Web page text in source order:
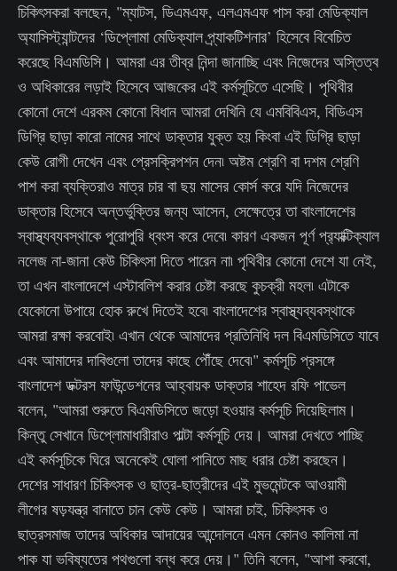
চিকিৎসকরা বলছেন, "ম্যাটস, ডিএমএফ, এলএমএফ পাস করা মেডিক্যাল
অ্যাসিস্ট্যান্টদের ‘ডিপ্লোমা মেডিক্যাল প্র্যাকটিশনার’ হিসেবে বিবেচিত
করেছে বিএমডিসি। আমরা এর তীব্র নিন্দা জানাচ্ছি এবং নিজেদের অস্তিত্ব
ও অধিকারের লড়াই হিসেবে আজকের এই কর্মসূচিতে এসেছি। পৃথিবীর
কোনো দেশে এরকম কোনো বিধান আমরা দেখিনি যে এমবিবিএস, বিডিএস
ডিগ্রি ছাড়া কারো নামের সাথে ডাক্তার যুক্ত হয় কিংবা এই ডিগ্রি ছাড়া
কেউ রোগী দেখেন এবং প্রেসক্রিপশন দেন৷ অষ্টম শ্রেণি বা দশম শ্রেণি
পাশ করা ব্যক্তিরাও মাত্র চার বা ছয় মাসের কোর্স করে যদি নিজেদের
ডাক্তার হিসেবে অন্তর্ভুক্তির জন্য আসেন, সেক্ষেত্রে তা বাংলাদেশের
স্বাস্থ্যব্যবস্থাকে পুরোপুরি ধ্বংস করে দেবে৷ কারণ একজন পূর্ণ প্র‍্যাক্টিক্যাল
নলেজ না-জানা কেউ চিকিৎসা দিতে পারেন না৷ পৃথিবীর কোনো দেশে যা নেই,
তা এখন বাংলাদেশে এস্টাবলিশ করার চেষ্টা করছে কুচক্রী মহল৷ এটাকে
যেকোনো উপায়ে হোক রুখে দিতেই হবে৷ বাংলাদেশের স্বাস্থ্যব্যবস্থাকে
আমরা রক্ষা করবোই৷ এখান থেকে আমাদের প্রতিনিধি দল বিএমডিসিতে যাবে
এবং আমাদের দাবিগুলো তাদের কাছে পৌঁছে দেবে৷" কর্মসূচি প্রসঙ্গে
বাংলাদেশ ডক্টরস ফাউন্ডেশনের আহ্বায়ক ডাক্তার শাহেদ রফি পাভেল
বলেন, "আমরা শুরুতে বিএমডিসিতে জড়ো হওয়ার কর্মসূচি দিয়েছিলাম।
কিন্তু সেখানে ডিপ্লোমাধারীরাও পাল্টা কর্মসূচি দেয়। আমরা দেখতে পাচ্ছি
এই কর্মসূচিকে ঘিরে অনেকেই ঘোলা পানিতে মাছ ধরার চেষ্টা করছেন।
দেশের সাধারণ চিকিৎসক ও ছাত্র-ছাত্রীদের এই মুভমেন্টকে আওয়ামী
লীগের ষড়যন্ত্র বানাতে চান কেউ কেউ। আমরা চাই, চিকিৎসক ও
ছাত্রসমাজ তাদের অধিকার আদায়ের আন্দোলনে এমন কোনও কালিমা না
পাক যা ভবিষ্যতের পথগুলো বন্ধ করে দেয়।" তিনি বলেন, "আশা করবো,